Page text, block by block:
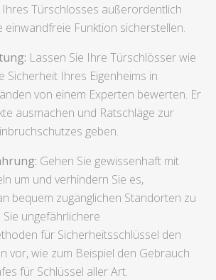
Türschlosses außerordentlich
einwandfreie Funktion sicherstellen.
Lassen Sie Ihre Türschlösser wie
Sicherheit Ihres Eigenheims in
von einem Experten bewerten. Er
ausmachen und Ratschläge zur
geben.
Gehen Sie gewissenhaft mit
um und verhindern Sie es,
bequem zugänglichen Standorten zu
ungefährlichere
für Sicherheitsschlüssel den
vor, wie zum Beispiel den Gebrauch
für Schlüssel aller Art.